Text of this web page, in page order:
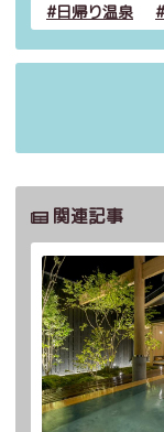
日帰り温泉
関連記事